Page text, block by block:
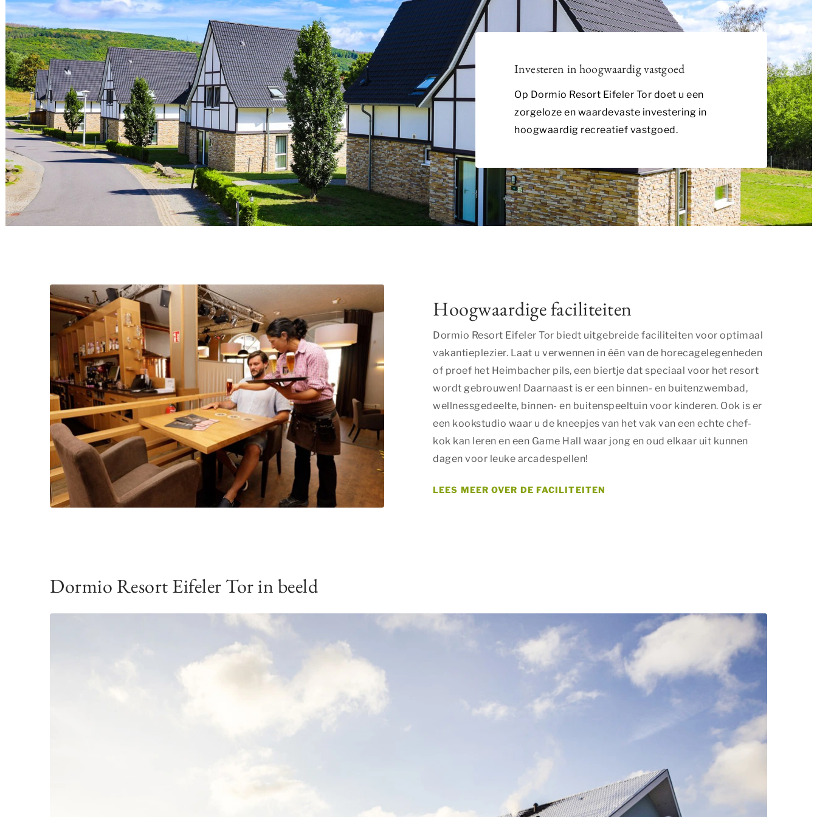
Investeren in hoogwaardig vastgoed
Op Dormio Resort Eifeler Tor doet u een
zorgeloze en waardevaste investering in
hoogwaardig recreatief vastgoed.
Hoogwaardige faciliteiten
Dormio Resort Eifeler Tor biedt uitgebreide faciliteiten voor optimaal
vakantieplezier. Laat u verwennen in één van de horecagelegenheden
of proef het Heimbacher pils, een biertje dat speciaal voor het resort
wordt gebrouwen! Daarnaast is er een binnen- en buitenzwembad,
wellnessgedeelte, binnen- en buitenspeeltuin voor kinderen. Ook is er
een kookstudio waar u de kneepjes van het vak van een echte chef-
kok kan leren en een Game Hall waar jong en oud elkaar uit kunnen
dagen voor leuke arcadespellen!
LEES MEER OVER DE FACILITEITEN
Dormio Resort Eifeler Tor in beeld
individuele gebruiker. Deze advertenties worden zo waardevoller voor uitgevers en externe
adverteerders.
Marketing
Functionele en analytische cookies
Functionele cookies zijn nodig om een boeking te kunnen maken op onze website. Met de
analytische cookies doen we kennis op. Deze informatie gebruiken we om onze sites elke dag weer
een beetje beter te maken. Het bezoekgedrag wordt anoniem in beeld gebracht.
Functionele en analytische cookies
OPSLAAN ALLES ACCEPTEREN